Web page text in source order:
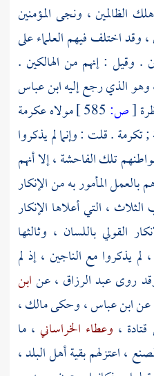
الظالمين ، ونجى المؤمنين
اختلف فيهم العلماء على
. وقيل : إنهم من الهالكين .
الذي رجع إليهابن عباس
[ص: مولاهعكرمة
. قلت : وإنما لم يذكروا
تلك الفاحشة ، إلا أنهم
المأمور به من الإنكار
، التي أعلاها الإنكار
القولي باللسان ، وثالثها
لم يذكروا مع الناجين ، إذ لم
روىعبد الرزاق ، عنابن
عنابن عباس ،وحكىمالك،
قتادة ، وعطاء الخراساني ، ما
، اعتزلهم بقية أهل البلد ،